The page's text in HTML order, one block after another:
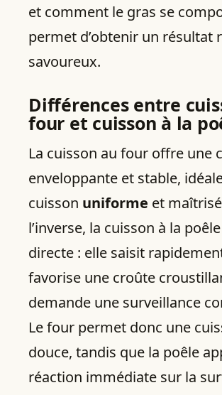
et comment le gras se
permet d’obtenir un résultat
savoureux.
Différences entre
four et cuisson à la
La cuisson au four offre une
enveloppante et stable,
cuisson uniforme et
l’inverse, la cuisson à la
directe : elle saisit
favorise une croûte
demande une surveillance
Le four permet donc une
douce, tandis que la poêle
réaction immédiate sur la